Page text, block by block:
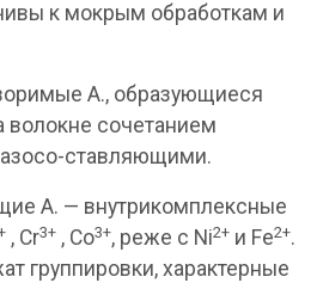
к мокрым обработкам и
А., образующиеся
волокне сочетанием
ставляющими.
А. — внутрикомплексные
, Cr3+ , Со3+, реже с Ni2+ и Fe2+.
группировки, характерные